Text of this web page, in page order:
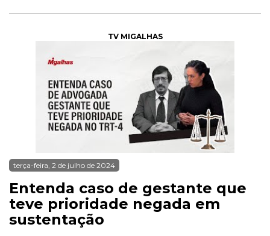
TV MIGALHAS
terça-feira, 2 de julho de 2024
Entenda caso de gestante que
teve prioridade negada em
sustentação